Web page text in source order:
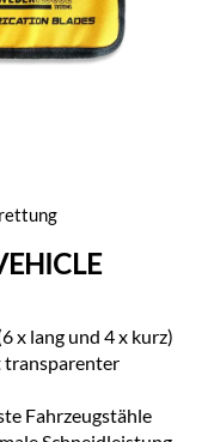
x lang und 4 x kurz)
transparenter
Fahrzeugstähle